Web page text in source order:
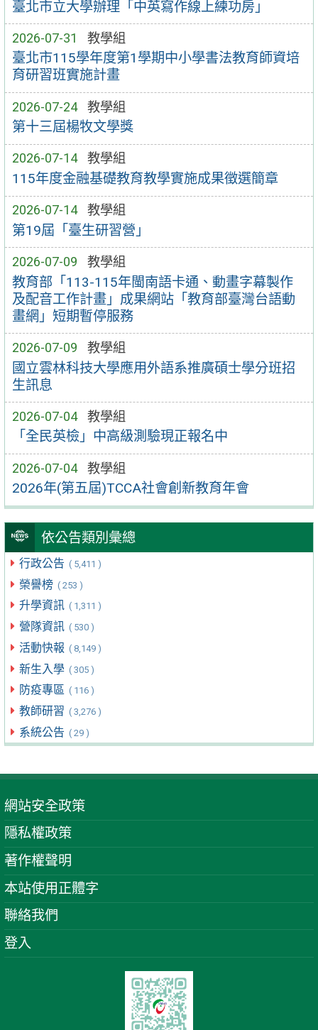
臺北市立大學辦理「中英寫作線上練功房」
2026-07-31 教學組
臺北市115學年度第1學期中小學書法教育師資培
育研習班實施計畫
2026-07-24 教學組
第十三屆楊牧文學獎
2026-07-14 教學組
115年度金融基礎教育教學實施成果徵選簡章
2026-07-14 教學組
第19屆「臺生研習營」
2026-07-09 教學組
教育部「113-115年閩南語卡通、動畫字幕製作
及配音工作計畫」成果網站「教育部臺灣台語動
畫網」短期暫停服務
2026-07-09 教學組
國立雲林科技大學應用外語系推廣碩士學分班招
生訊息
2026-07-04 教學組
「全民英檢」中高級測驗現正報名中
2026-07-04 教學組
2026年(第五屆)TCCA社會創新教育年會
依公告類別彙總
行政公告 ( 5,411 )
榮譽榜 ( 253 )
升學資訊 ( 1,311 )
營隊資訊 ( 530 )
活動快報 ( 8,149 )
新生入學 ( 305 )
防疫專區 ( 116 )
教師研習 ( 3,276 )
系統公告 ( 29 )
網站安全政策
隱私權政策
著作權聲明
本站使用正體字
聯絡我們
登入